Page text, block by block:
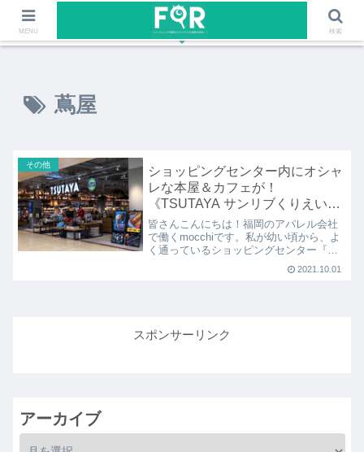
ファッションや福岡のワクワクする情報を発信！！
蔦屋
その他
ショッピングセンター内にオシャ
レな本屋＆カフェが！
《TSUTAYA サンリブくりえいと
店》
皆さんこんにちは！福岡のアパレル会社
で働くmocchiです。私が幼い頃から、よ
く通っているショッピングセンター『サ
2021.10.01
スポンサーリンク
アーカイブ
MENU 検索